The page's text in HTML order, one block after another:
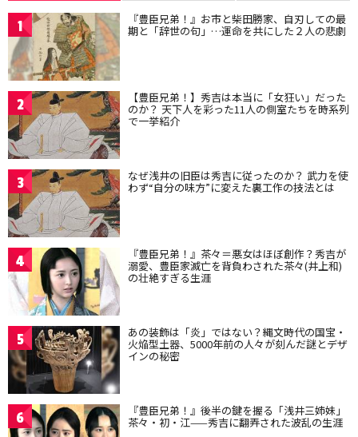
1 『豊臣兄弟！』お市と柴田勝家、自刃しての最
期と「辞世の句」…運命を共にした２人の悲劇
2 【豊臣兄弟！】秀吉は本当に「女狂い」だった
のか？ 天下人を彩った11人の側室たちを時系列
で一挙紹介
3 なぜ浅井の旧臣は秀吉に従ったのか？ 武力を使
わず“自分の味方”に変えた裏工作の技法とは
4 『豊臣兄弟！』茶々＝悪女はほぼ創作？秀吉が
溺愛、豊臣家滅亡を背負わされた茶々(井上和)
の壮絶すぎる生涯
5 あの装飾は「炎」ではない？縄文時代の国宝・
火焔型土器、5000年前の人々が刻んだ謎とデザ
インの秘密
6 『豊臣兄弟！』後半の鍵を握る「浅井三姉妹」
茶々・初・江——秀吉に翻弄された波乱の生涯